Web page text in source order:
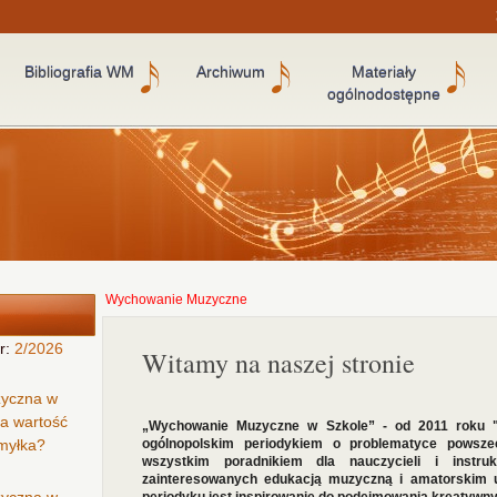
Bibliografia WM Archiwum
Materiały
ogólnodostępne
2/2026
w
wartość
Wychowanie Muzyczne
Witamy na naszej stronie
„Wychowanie Muzyczne w Szkole” - od 2011
ogólnopolskim periodykiem o problematyce
wszystkim poradnikiem dla nauczycieli i
zainteresowanych edukacją muzyczną i amatorskim